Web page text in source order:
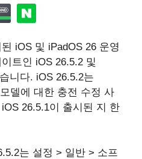
iOS 및 iPadOS 26 운영
트인 iOS 26.5.2 및
니다. iOS 26.5.2는
델에 대한 충전 수정 사
26.5.1이 출시된 지 한
는 설정 > 일반 > 소프